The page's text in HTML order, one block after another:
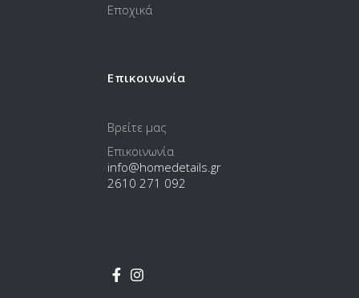
Εποχικά
Επικοινωνία
Βρείτε μας
Επικοινωνία
info@homedetails.gr
2610 271 092